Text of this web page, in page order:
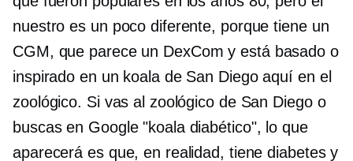
nuestro es un poco diferente, porque tiene un
CGM, que parece un DexCom y está basado o
inspirado en un koala de San Diego aquí en el
zoológico. Si vas al zoológico de San Diego o
buscas en Google "koala diabético", lo que
aparecerá es que, en realidad, tiene diabetes y